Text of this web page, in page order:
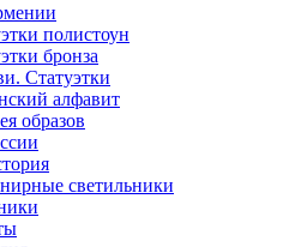
полистоун
бронза
Статуэтки
алфавит
образов
светильники